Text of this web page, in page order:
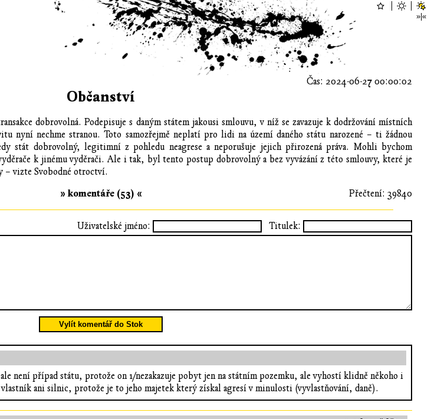
Čas: 2024-06-27 00:00:02
Občanství
dobrovolná. Podepisuje s daným státem jakousi smlouvu, v níž se zavazuje k dodržování místních
nyní nechme stranou. Toto samozřejmě neplatí pro lidi na území daného státu narozené – ti žádnou
stát dobrovolný, legitimní z pohledu neagrese a neporušuje jejich přirozená práva. Mohli bychom
k jinému vyděrači. Ale i tak, byl tento postup dobrovolný a bez vyvázání z této smlouvy, které je
– vizte Svobodné otroctví.
Přečtení: 39840
» komentáře (53) «
Uživatelské jméno: Titulek:
Vylít komentář do Stok
není případ státu, protože on 1/nezakazuje pobyt jen na státním pozemku, ale vyhostí klidně někoho i
ani silnic, protože je to jeho majetek který získal agresí v minulosti (vyvlastňování, daně).